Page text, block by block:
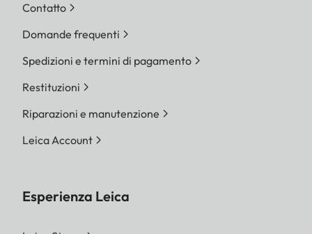
Contatto
Domande frequenti
Spedizioni e termini di pagamento
Restituzioni
Riparazioni e manutenzione
Leica Account
Esperienza Leica